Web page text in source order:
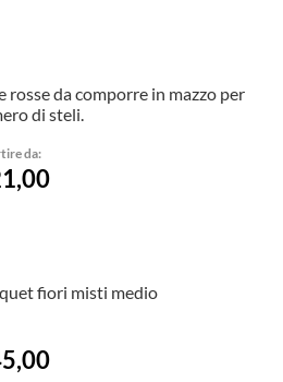
rosse da comporre in mazzo per
di steli.
da:
fiori misti medio